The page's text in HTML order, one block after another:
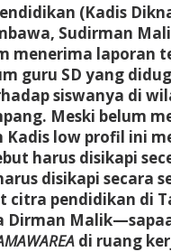
(Kadis
Sudirman
menerima laporan
guru SD yang
siswanya di
Meski belum
Kadis low profil ini
harus disikapi
disikapi secara
citra pendidikan di
Dirman
di ruang